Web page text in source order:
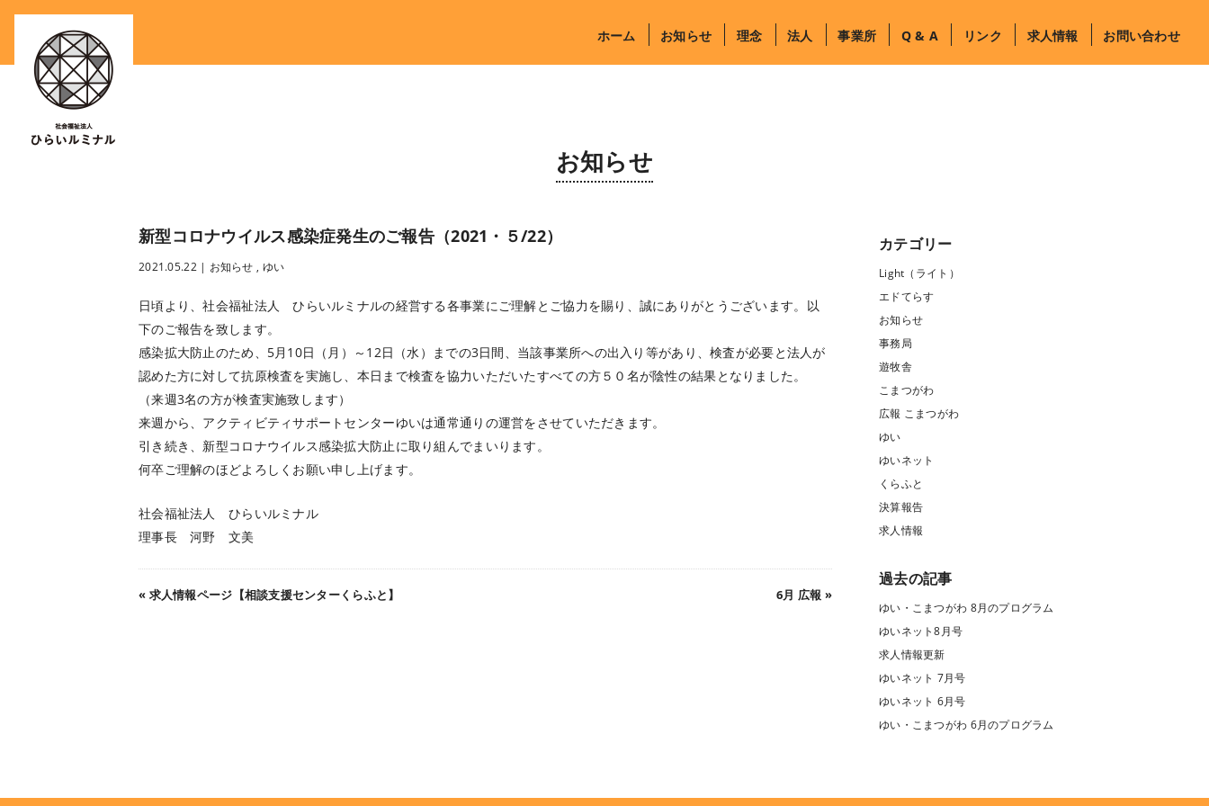
ホーム お知らせ 理念 法人 事業所 Q & A リンク 求人情報 お問い合わせ
お知らせ
新型コロナウイルス感染症発生のご報告（2021・５/22）
2021.05.22| お知らせ , ゆい
日頃より、社会福祉法人 ひらいルミナルの経営する各事業にご理解とご協力を賜り、誠にありがとうございます。以
下のご報告を致します。
感染拡大防止のため、5月10日（月）～12日（水）までの3日間、当該事業所への出入り等があり、検査が必要と法人が
認めた方に対して抗原検査を実施し、本日まで検査を協力いただいたすべての方５０名が陰性の結果となりました。
（来週3名の方が検査実施致します）
来週から、アクティビティサポートセンターゆいは通常通りの運営をさせていただきます。
引き続き、新型コロナウイルス感染拡大防止に取り組んでまいります。
何卒ご理解のほどよろしくお願い申し上げます。
社会福祉法人 ひらいルミナル
理事長 河野 文美
« 求人情報ページ【相談支援センターくらふと】 6月 広報 »
カテゴリー
Light（ライト）
エドてらす
お知らせ
事務局
遊牧舎
こまつがわ
広報 こまつがわ
ゆい
ゆいネット
くらふと
決算報告
求人情報
過去の記事
ゆい・こまつがわ 8月のプログラム
ゆいネット8月号
求人情報更新
ゆいネット 7月号
ゆいネット 6月号
ゆい・こまつがわ 6月のプログラム